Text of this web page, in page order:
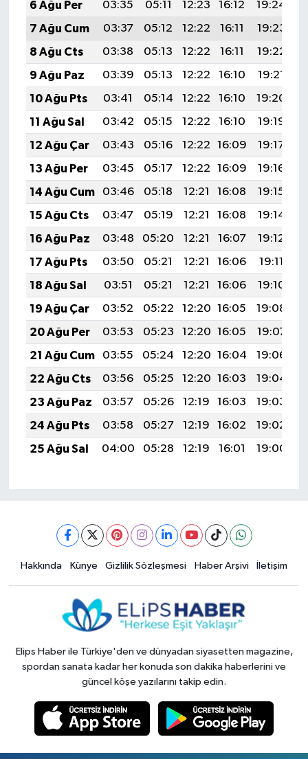
6 Ağu Per
03:35 05:11 12:23 16:12 19:24
7 Ağu Cum
03:37 05:12 12:22 16:11 19:23
8 Ağu Cts
03:38 05:13 12:22 16:11 19:22
9 Ağu Paz
03:39 05:13 12:22 16:10 19:21
10 Ağu Pts
03:41 05:14 12:22 16:10 19:20
11 Ağu Sal
03:42 05:15 12:22 16:10 19:19
12 Ağu Çar
03:43 05:16 12:22 16:09 19:17
13 Ağu Per
03:45 05:17 12:22 16:09 19:16
14 Ağu Cum
03:46 05:18 12:21 16:08 19:15
15 Ağu Cts
03:47 05:19 12:21 16:08 19:14
16 Ağu Paz
03:48 05:20 12:21 16:07 19:12
17 Ağu Pts
03:50 05:21 12:21 16:06 19:11
18 Ağu Sal
03:51 05:21 12:21 16:06 19:10
19 Ağu Çar
03:52 05:22 12:20 16:05 19:08
20 Ağu Per
03:53 05:23 12:20 16:05 19:07
21 Ağu Cum
03:55 05:24 12:20 16:04 19:06
22 Ağu Cts
03:56 05:25 12:20 16:03 19:04
23 Ağu Paz
03:57 05:26 12:19 16:03 19:03
24 Ağu Pts
03:58 05:27 12:19 16:02 19:02
25 Ağu Sal
04:00 05:28 12:19 16:01 19:00
Hakkında Künye Gizlilik Sözleşmesi Haber Arşivi İletişim
Elips Haber ile Türkiye'den ve dünyadan siyasetten magazine,
spordan sanata kadar her konuda son dakika haberlerini ve
güncel köşe yazılarını takip edin.